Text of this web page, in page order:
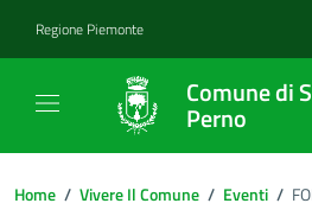
Regione Piemonte
Comune di
Perno
Home / Vivere Il Comune / Eventi /